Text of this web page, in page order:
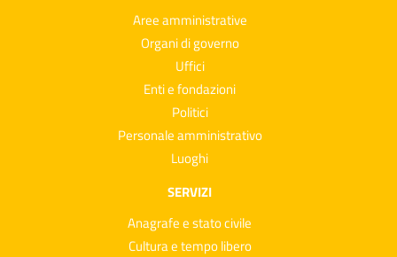
Aree amministrative
Organi di governo
Uffici
Enti e fondazioni
Politici
Personale amministrativo
Luoghi
SERVIZI
Anagrafe e stato civile
Cultura e tempo libero